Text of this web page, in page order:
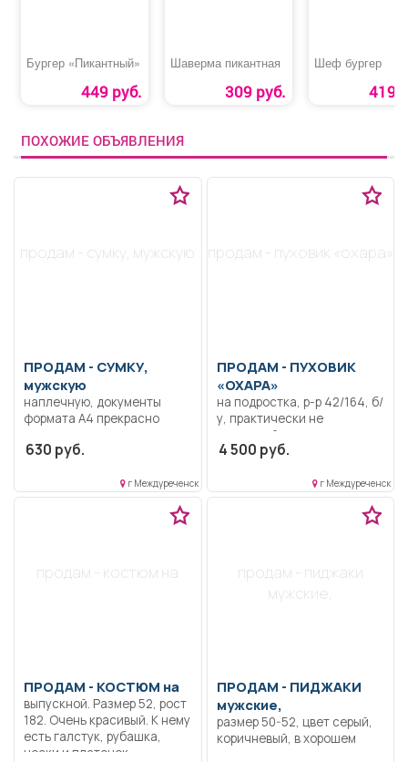
Бургер «Пикантный»
449 руб.
Шаверма пикантная
309 руб.
Шеф бургер
419
ПОХОЖИЕ ОБЪЯВЛЕНИЯ
продам - сумку, мужскую
ПРОДАМ - СУМКУ,
мужскую
наплечную, документы
формата А4 прекрасно
630 руб.
г Междуреченск
продам - пуховик «охара»
ПРОДАМ - ПУХОВИК
«ОХАРА»
на подростка, р-р 42/164, б/
у, практически не
ношенный, в отличном
состоянии, тёмно-синий.
4 500 руб.
г Междуреченск
продам - костюм на
ПРОДАМ - КОСТЮМ на
выпускной. Размер 52, рост
182. Очень красивый. К нему
есть галстук, рубашка,
носки и платочек.
продам - пиджаки
мужские,
ПРОДАМ - ПИДЖАКИ
мужские,
размер 50-52, цвет серый,
коричневый, в хорошем